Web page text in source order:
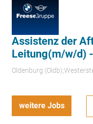
Assistenz der
Leitung(m/w/d)
Oldenburg
weitere Jobs